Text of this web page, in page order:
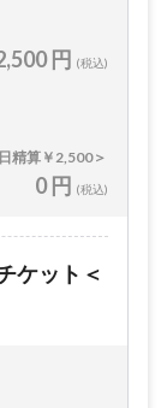
円 (税込)
精算￥2,500＞
0 円 (税込)
ケット＜